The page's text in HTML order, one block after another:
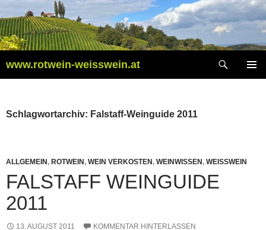
Inhalt
springen
www.rotwein-weisswein.at
Schlagwortarchiv: Falstaff-Weinguide 2011
ALLGEMEIN , ROTWEIN , WEIN VERKOSTEN , WEINWISSEN , WEISSWEIN
FALSTAFF WEINGUIDE
2011
13. AUGUST 2011 KOMMENTAR HINTERLASSEN